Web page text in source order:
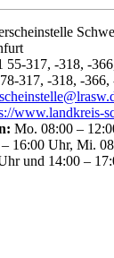
55-317, -318, -
317, -318, -366,
www.landkreis-
Mo. 08:00 –
16:00 Uhr, Mi.
und 14:00 –